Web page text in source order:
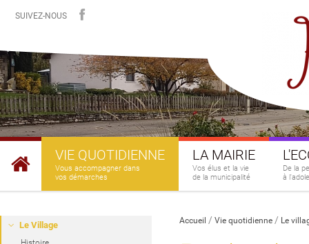
SUIVEZ-NOUS
VIE QUOTIDIENNE
Vous accompagner dans
vos démarches
LA MAIRIE
Vos élus et la vie
de la municipalité
De la
à
Accueil Vie quotidienne Le
Le Village